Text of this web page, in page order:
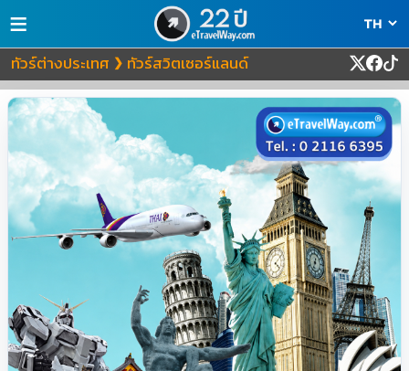
≡
ทัวร์ต่างประเทศ ❯ ทัวร์สวิตเซอร์แลนด์